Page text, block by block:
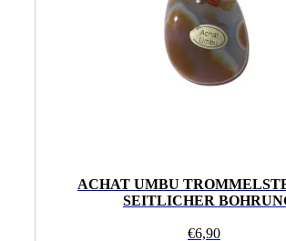
ACHAT UMBU
SEITLICHER
€6,90